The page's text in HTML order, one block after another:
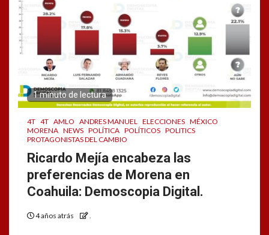
1 minuto de lectura
4T 4T AMLO ANDRES MANUEL ELECCIONES MÉXICO
MORENA NEWS POLÍTICA POLÍTICOS POLITICS
PROTAGONISTAS DEL CAMBIO
Ricardo Mejía encabeza las
preferencias de Morena en
Coahuila: Demoscopia Digital.
4 años atrás .